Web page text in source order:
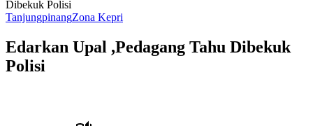
Dibekuk Polisi
TanjungpinangZona Kepri
Edarkan Upal ,Pedagang Tahu Dibekuk
Polisi